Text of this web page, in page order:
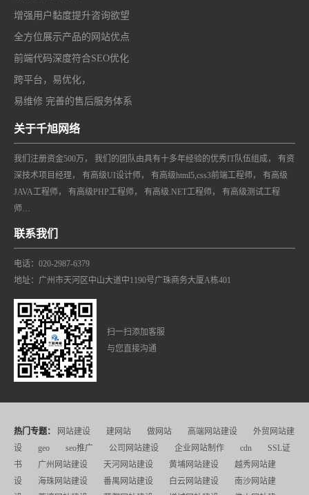
增强用户黏度提升咨询欲望
全方位展示产品的网站优点
前端代码深度符合SEO优化
跨平台，易优化，
易维修 完善的售后服务体系
关于千旭网络
我们注册资金500万， 我们的团队由具有十多年经验的优秀IT队伍组成， 有资
深技术项目经理， 有高级UI设计师， 有高级html5,css3前端工程师， 有高级
JAVA工程师， 有高级PHP工程师， 有高级.NET工程师， 有高级测试工程
师…
联系我们
电话：020-2987-6379
地址：广州市天河区中山大道中1190号广珠商务大厦A栋401
扫一扫添加客服
与您直接沟通
热门专题： 网站建设 建网站 做网站 高端网站建设
外贸网站建
设
geo seo推广 公司网站建设 企业网站制作 cdn
SSL证
书
广州网站建设 天河网站建设 黄埔网站建设
越秀网站建
设
海珠网站建设 番禺网站建设 白云网站建设
南沙网站建